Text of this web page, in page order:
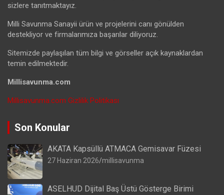
sizlere tanıtmaktayız.
Milli Savunma Sanayii ürün ve projelerini canı gönülden
destekliyor ve firmalarımıza başarılar diliyoruz.
Sitemizde paylaşılan tüm bilgi ve görseller açık kaynaklardan
temin edilmektedir.
Millisavunma.com
Millisavunma.com Gizlilik Politikası
Son Konular
AKATA Kapsüllü ATMACA Gemisavar Füzesi
27 Haziran 2026 millisavunma
ASELHUD Dijital Baş Üstü Gösterge Birimi